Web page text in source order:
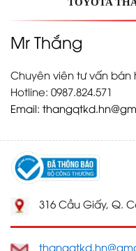
Mr Thắng
Chuyên viên tư vấn bán
Hotline: 0987.824.571
Email:
316 Cầu Giấy, Q.